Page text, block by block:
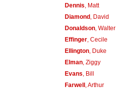
Dennis , Matt
Diamond, David
Donaldson, Walter
Effinger, Cecile
Ellington, Duke
Elman, Ziggy
Evans , Bill
Farwell, Arthur